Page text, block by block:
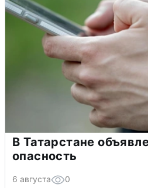
В Татарстане
опасность
6 августа 0